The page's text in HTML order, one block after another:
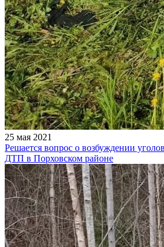
25 мая 2021
Решается вопрос о возбуждении
ДТП в Порховском районе